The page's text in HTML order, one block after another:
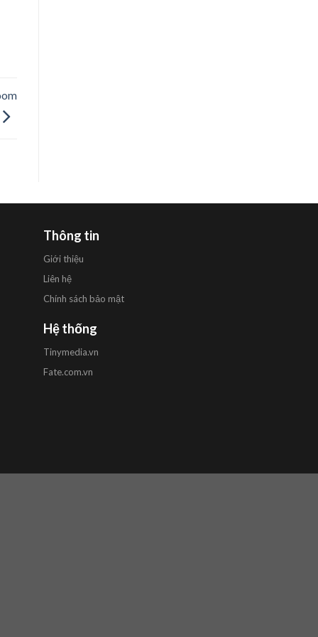
Thông tin
Giới thiệu
Liên hệ
Chính sách bảo mật
Hệ thống
Tinymedia.vn
Fate.com.vn